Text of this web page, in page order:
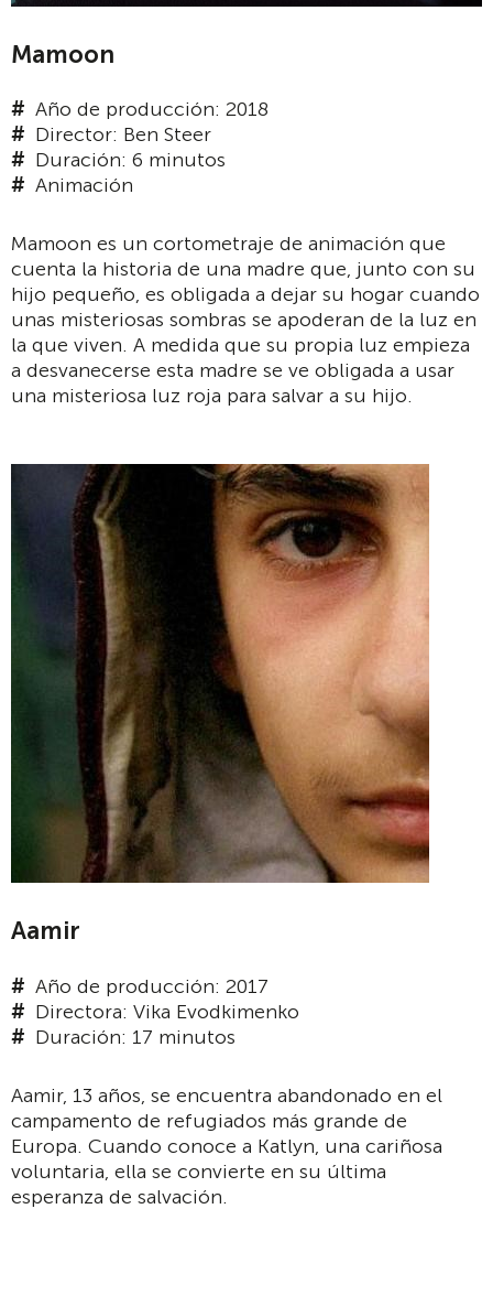
Mamoon
Año de producción: 2018
Director: Ben Steer
Duración: 6 minutos
Animación
Mamoon es un cortometraje de animación que
cuenta la historia de una madre que, junto con su
hijo pequeño, es obligada a dejar su hogar cuando
unas misteriosas sombras se apoderan de la luz en
la que viven. A medida que su propia luz empieza
a desvanecerse esta madre se ve obligada a usar
una misteriosa luz roja para salvar a su hijo.
Aamir
Año de producción: 2017
Directora: Vika Evodkimenko
Duración: 17 minutos
Aamir, 13 años, se encuentra abandonado en el
campamento de refugiados más grande de
Europa. Cuando conoce a Katlyn, una cariñosa
voluntaria, ella se convierte en su última
esperanza de salvación.